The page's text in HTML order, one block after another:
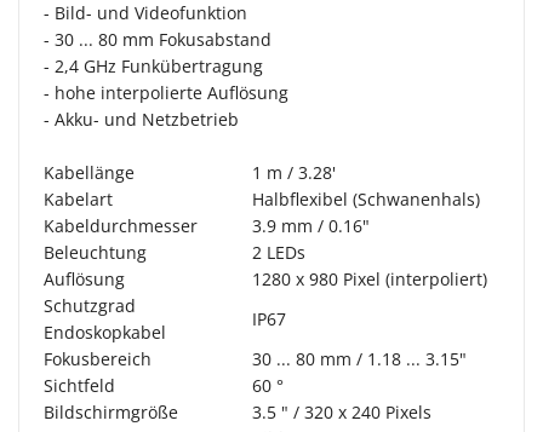
- Bild- und Videofunktion
- 30 ... 80 mm Fokusabstand
- 2,4 GHz Funkübertragung
- hohe interpolierte Auflösung
- Akku- und Netzbetrieb
Kabellänge
1 m / 3.28'
Kabelart
Halbflexibel (Schwanenhals)
Kabeldurchmesser
3.9 mm / 0.16"
Beleuchtung
2 LEDs
Auflösung
1280 x 980 Pixel (interpoliert)
Schutzgrad
Endoskopkabel
IP67
Fokusbereich
30 ... 80 mm / 1.18 ... 3.15"
Sichtfeld
60 °
Bildschirmgröße
3.5 " / 320 x 240 Pixels